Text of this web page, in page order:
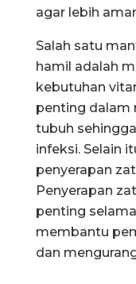
agar lebih
Salah satu
hamil adalah
kebutuhan
penting dalam
tubuh
infeksi. Selain
penyerapan
Penyerapan
penting
membantu
dan